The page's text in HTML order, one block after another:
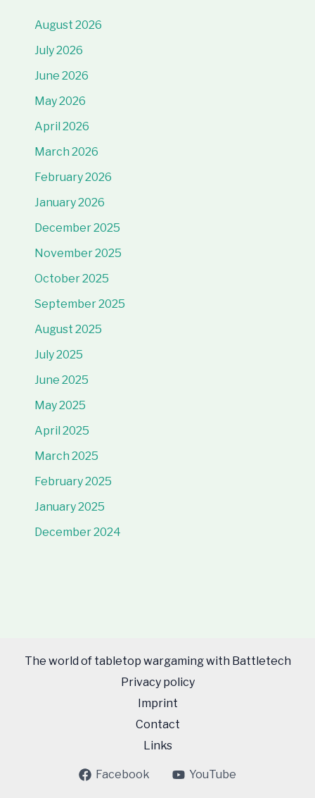
August 2026
July 2026
June 2026
May 2026
April 2026
March 2026
February 2026
January 2026
December 2025
November 2025
October 2025
September 2025
August 2025
July 2025
June 2025
May 2025
April 2025
March 2025
February 2025
January 2025
December 2024
The world of tabletop wargaming with Battletech
Privacy policy
Imprint
Contact
Links
Facebook YouTube